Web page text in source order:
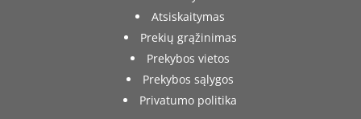
Atsiskaitymas
Prekių grąžinimas
Prekybos vietos
Prekybos sąlygos
Privatumo politika